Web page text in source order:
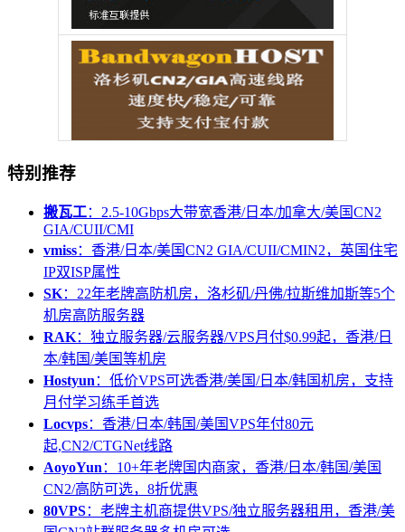
特别推荐
搬瓦工：2.5-10Gbps大带宽香港/日本/加拿大/美国CN2
GIA/CUII/CMI
vmiss：香港/日本/美国CN2 GIA/CUII/CMIN2，英国住宅
IP双ISP属性
SK：22年老牌高防机房，洛杉矶/丹佛/拉斯维加斯等5个
机房高防服务器
RAK：独立服务器/云服务器/VPS月付$0.99起，香港/日
本/韩国/美国等机房
Hostyun ：低价VPS可选香港/美国/日本/韩国机房，支持
月付学习练手首选
Locvps：香港/日本/韩国/美国VPS年付80元
起,CN2/CTGNet线路
AoyoYun ：10+年老牌国内商家，香港/日本/韩国/美国
CN2/高防可选，8折优惠
80VPS：老牌主机商提供VPS/独立服务器租用，香港/美